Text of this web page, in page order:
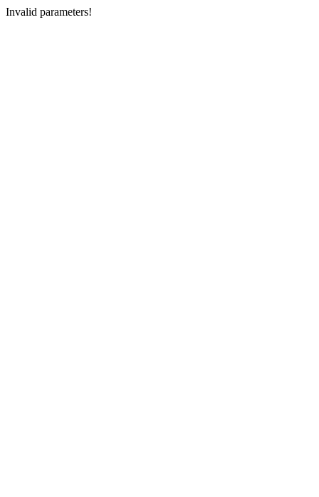
Invalid parameters!